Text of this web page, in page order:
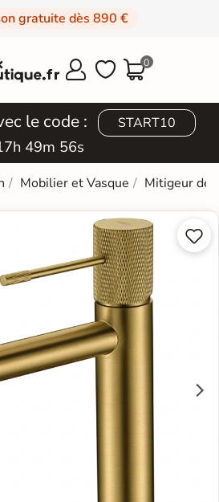
gratuite dès 890 €
  0
le code : START10
49m 55s
Mobilier et Vasque Mitigeur de

